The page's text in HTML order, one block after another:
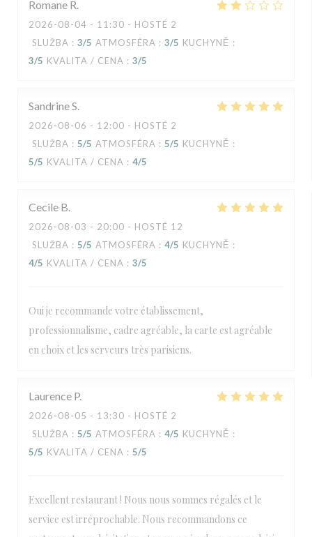
Romane R
2026-08-04 - 11:30 - HOSTÉ 2
SLUŽBA : 3/5 ATMOSFÉRA : 3/5 KUCHYNĚ :
3/5 KVALITA / CENA : 3/5
SandrineS
2026-08-06 - 12:00 - HOSTÉ 2
SLUŽBA : 5/5 ATMOSFÉRA : 5/5 KUCHYNĚ :
5/5 KVALITA / CENA : 4/5
Cecile B
2026-08-03 - 20:00 - HOSTÉ 12
SLUŽBA : 5/5 ATMOSFÉRA : 4/5 KUCHYNĚ :
4/5 KVALITA / CENA : 3/5
Oui je recommande votre établissement,
professionnalisme, cadre agréable, la carte est agréable
en choix et les serveurs très parisiens.
Laurence P
2026-08-05 - 13:30 - HOSTÉ 2
SLUŽBA : 5/5 ATMOSFÉRA : 4/5 KUCHYNĚ :
5/5 KVALITA / CENA : 5/5
Excellent restaurant ! Nous nous sommes régalés et le
service est irréprochable. Nous recommandons ce